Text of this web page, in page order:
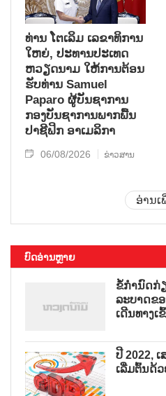
ທ່ານ ໂຕ​ເລິມ ເລ​ຂາ​ທິ​ການ​
ໃຫຍ່, ປະ​ທານ​ປະ​ເທດ ​
ຫວຽດ​ນາມ ໃຫ້​ການ​ຕ້ອນ​
ຮັບ​ທ່ານ Samuel
Paparo ຜູ້​ບັນ​ຊາ​ການ
ກອງ​ບັນ​ຊາ​ການພາກ​ພື້ນ​
ປາ​ຊີ​ຟິກ ອາ​ເມ​ລິ​ກາ
06/08/2026 ຂ່າວສານ
ອ່ານເ
ບົດອ່ານຫຼາຍ
ຂໍ້ກຳນົດກ່
ລະບາດຂ
ເດີນທາງ
ປີ 2022,
ເລີ່ມຕົ້ນດ້